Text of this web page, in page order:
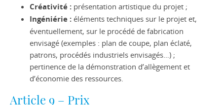
Créativité : présentation artistique du projet ;
Ingéniérie : éléments techniques sur le projet et,
éventuellement, sur le procédé de fabrication
envisagé (exemples : plan de coupe, plan éclaté,
patrons, procédés industriels envisagés…) ;
pertinence de la démonstration d’allègement et
d’économie des ressources.
Article 9 – Prix